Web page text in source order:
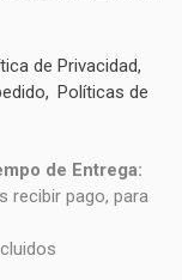
de Privacidad
Políticas de
de Entrega:
recibir pago, para